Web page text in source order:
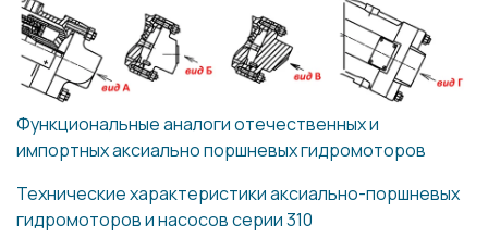
Функциональные аналоги отечественных и
импортных аксиально поршневых гидромоторов
Технические характеристики аксиально-поршневых
гидромоторов и насосов серии 310